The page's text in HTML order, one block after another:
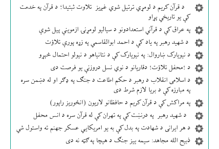
د قرآن کریم د لومړي ترتیل شوي غږیز تلاوت ثبتیدا؛ د قرآن په خدمت
کې یو تاریخي پړاو
په عراق کې د قرآني استعدادونو د سیالیو لومړنۍ ازموینې پیل شوې
د شهید رهبر په یاد کې د احمد ابوالقاسمي په زړه پورې تلاؤت
د نیویارک ښاروال: په نیویارک کې د نتانیاهو د نیولو احتمال څېړو
د ؛محفل تلاؤت؛ دقاریانو د نوي نسل دروزنې یو فرصت دی
د اسلامی انقلاب د رهبر د حکم اطاعت د جنګ په ډګر او له دښمن سره
په مبارزه کې د بریا لازم شرط دی
په مراکش کې د قرآن کریم د حافظانو لاریون (انځوریز راپور)
د شهید رهبر په درنښت کې په تهران کې له قرآن سره د انس محفل
د هر ایرانی د شهادت په بدل کې به یو امریکایي عسکر جهنم ته واستول شي
ذبیح الله مجاهد: سیمه ییز جنګ د هیچا په ګټه نه دی